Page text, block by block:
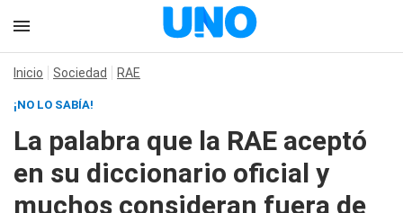
Inicio Sociedad RAE
¡NO LO SABÍA!
La palabra que la RAE aceptó
en su diccionario oficial y
muchos consideran fuera de